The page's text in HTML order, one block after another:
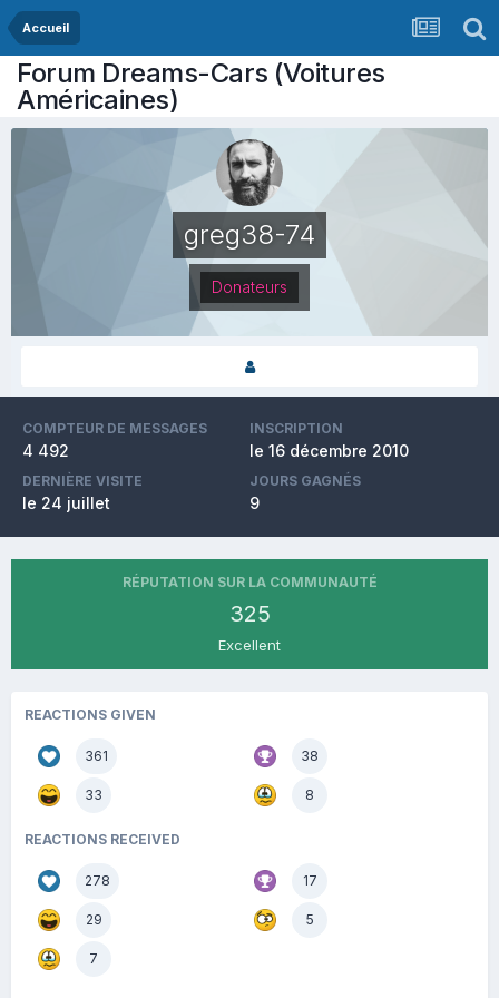
Accueil
Forum Dreams-Cars (Voitures
Américaines)
greg38-74
Donateurs
COMPTEUR DE MESSAGES
4 492
INSCRIPTION
le 16 décembre 2010
DERNIÈRE VISITE
le 24 juillet
JOURS GAGNÉS
9
RÉPUTATION SUR LA COMMUNAUTÉ
325
Excellent
REACTIONS GIVEN
361 38
33 8
REACTIONS RECEIVED
278 17
29 5
7